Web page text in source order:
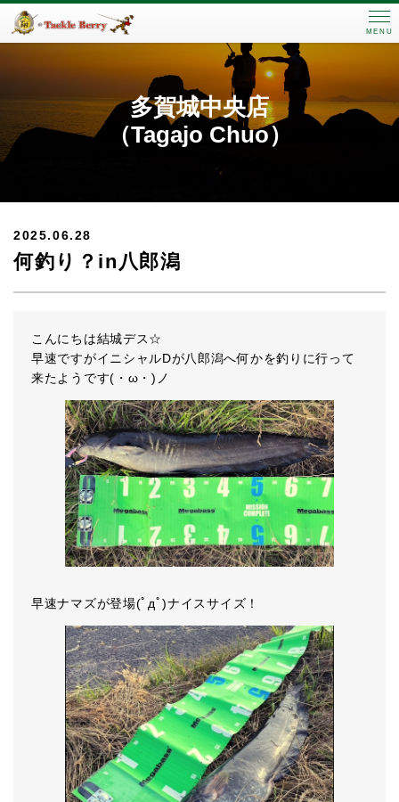
MENU
多賀城中央店
（Tagajo Chuo）
2025.06.28
何釣り？in八郎潟
こんにちは結城デス☆
早速ですがイニシャルDが八郎潟へ何かを釣りに行って
来たようです(・ω・)ノ
早速ナマズが登場(ﾟдﾟ)ナイスサイズ！